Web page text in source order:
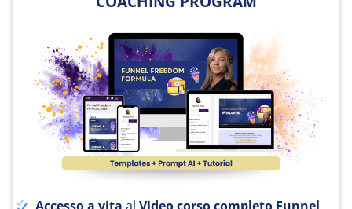
Accesso a vita al Video corso completo Funnel